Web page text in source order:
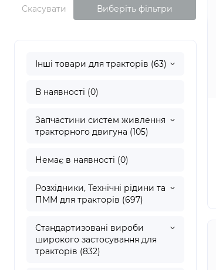
Скасувати Виберіть фільтри
Інші товари для тракторів (63)
В наявності (0)
Запчастини систем живлення
тракторного двигуна (105)
Немає в наявності (0)
Розхідники, Технічні рідини та
ПММ для тракторів (697)
Стандартизовані вироби
широкого застосування для
тракторів (832)